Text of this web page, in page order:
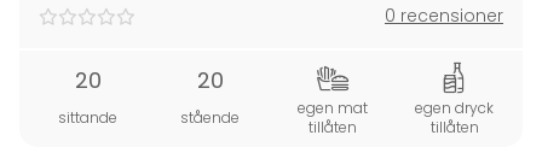
0 recensioner
20
sittande
20
stående
egen mat
tillåten
egen dryck
tillåten